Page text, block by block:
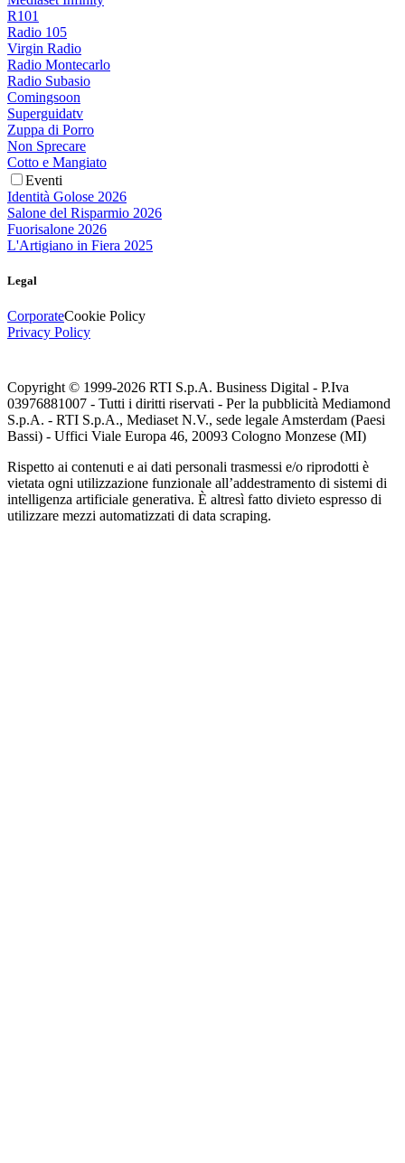
R101
Radio 105
Virgin Radio
Radio Montecarlo
Radio Subasio
Comingsoon
Superguidatv
Zuppa di Porro
Non Sprecare
Cotto e Mangiato
Eventi
Identità Golose 2026
Salone del Risparmio 2026
Fuorisalone 2026
L'Artigiano in Fiera 2025
Legal
CorporateCookie Policy
Privacy Policy
Copyright © 1999-2026 RTI S.p.A. Business Digital - P.Iva
03976881007 - Tutti i diritti riservati - Per la pubblicità Mediamond
S.p.A. - RTI S.p.A., Mediaset N.V., sede legale Amsterdam (Paesi
Bassi) - Uffici Viale Europa 46, 20093 Cologno Monzese (MI)
Rispetto ai contenuti e ai dati personali trasmessi e/o riprodotti è
vietata ogni utilizzazione funzionale all’addestramento di sistemi di
intelligenza artificiale generativa. È altresì fatto divieto espresso di
utilizzare mezzi automatizzati di data scraping.